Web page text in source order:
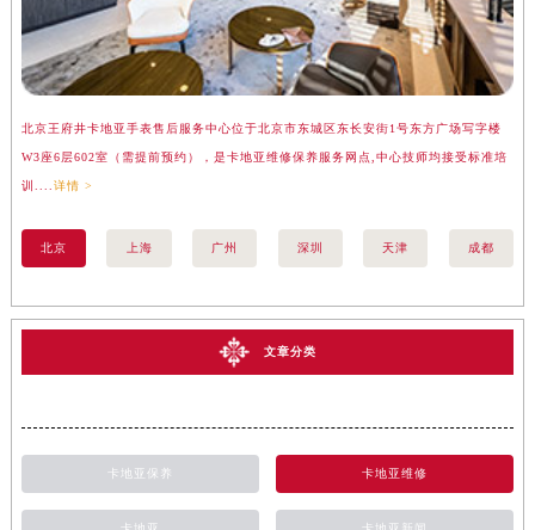
北京王府井卡地亚手表售后服务中心位于北京市东城区东长安街1号东方广场写字楼
W3座6层602室（需提前预约），是卡地亚维修保养服务网点,中心技师均接受标准培
训.... 详情 >
北京 上海 广州 深圳 天津 成都
文章分类
卡地亚保养 卡地亚维修